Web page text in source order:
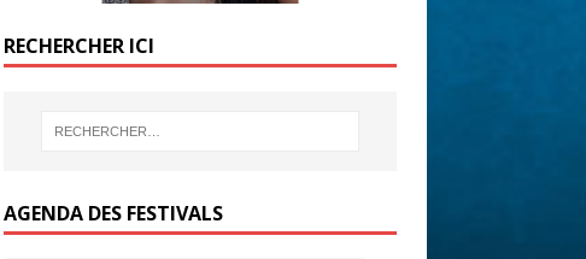
RECHERCHER ICI
AGENDA DES FESTIVALS